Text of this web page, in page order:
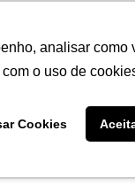
analisar
o uso de
Cookies
Carreiras